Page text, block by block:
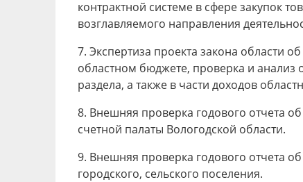
контрактной системе в сфере закупок
возглавляемого направления
7. Экспертиза проекта закона области
областном бюджете, проверка и анализ
раздела, а также в части доходов
8. Внешняя проверка годового отчета
счетной палаты Вологодской области.
9. Внешняя проверка годового отчета
городского, сельского поселения.